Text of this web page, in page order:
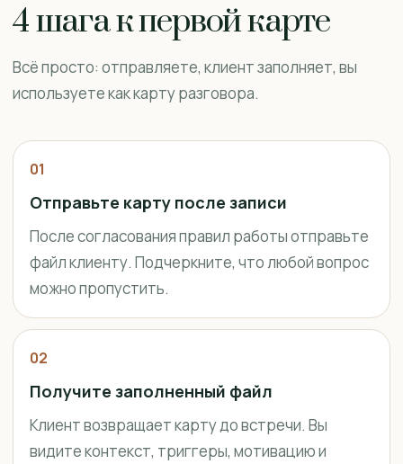
4 шага к первой карте
Всё просто: отправляете, клиент заполняет, вы
используете как карту разговора.
01
Отправьте карту после записи
После согласования правил работы отправьте
файл клиенту. Подчеркните, что любой вопрос
можно пропустить.
02
Получите заполненный файл
Клиент возвращает карту до встречи. Вы
видите контекст, триггеры, мотивацию и